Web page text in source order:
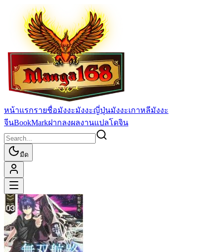
หน้าแรกรายชื่อมังงะมังงะญี่ปุ่นมังงะเกาหลีมังงะ
จีนBookMarkฝากลงผลงานแปลโดจิน
มืด